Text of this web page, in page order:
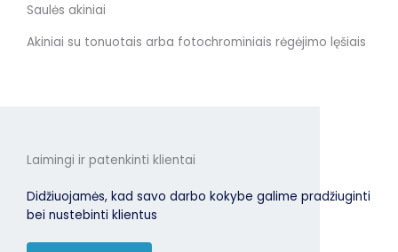
Saulės akiniai
Akiniai su tonuotais arba fotochrominiais rėgėjimo lęšiais
Laimingi ir patenkinti klientai
Didžiuojamės, kad savo darbo kokybe galime pradžiuginti
bei nustebinti klientus